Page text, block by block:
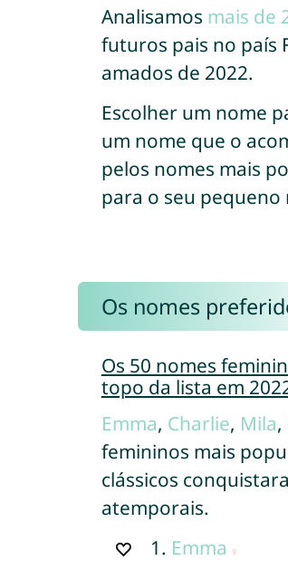
Analisamos mais de
futuros pais no país
amados de 2022.
Escolher um nome
um nome que o
pelos nomes mais
para o seu pequeno
Os nomes
Os 50 nomes
topo da lista em
Emma, Charlie, Mila,
femininos mais
clássicos
atemporais.
1. Emma